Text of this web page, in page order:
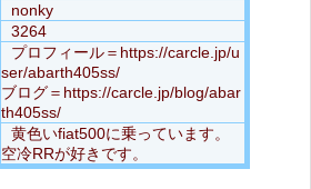
nonky
3264
プロフィール＝https://carcle.jp/u
ser/abarth405ss/
ブログ＝https://carcle.jp/blog/abar
th405ss/
黄色いfiat500に乗っています。
空冷RRが好きです。